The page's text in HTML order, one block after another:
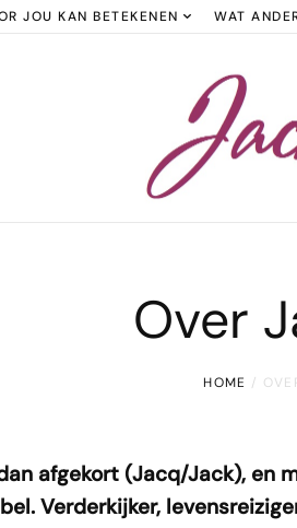
JOU KAN BETEKENEN WAT
Over
HOME
afgekort (Jacq/Jack), en
Verderkijker,